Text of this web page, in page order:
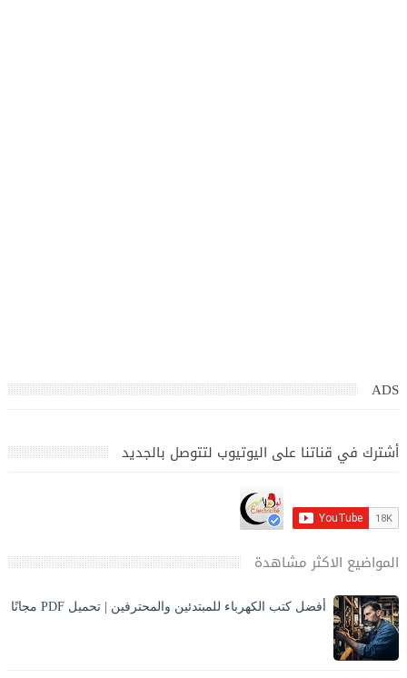
ADS
أشترك في قناتنا على اليوتيوب لتتوصل بالجديد
المواضيع الاكثر مشاهدة
أفضل كتب الكهرباء للمبتدئين والمحترفين | تحميل PDF مجانًا